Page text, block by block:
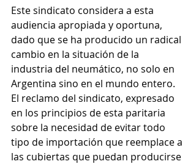
Este sindicato considera a esta
audiencia apropiada y oportuna,
dado que se ha producido un radical
cambio en la situación de la
industria del neumático, no solo en
Argentina sino en el mundo entero.
El reclamo del sindicato, expresado
en los principios de esta paritaria
sobre la necesidad de evitar todo
tipo de importación que reemplace a
las cubiertas que puedan producirse